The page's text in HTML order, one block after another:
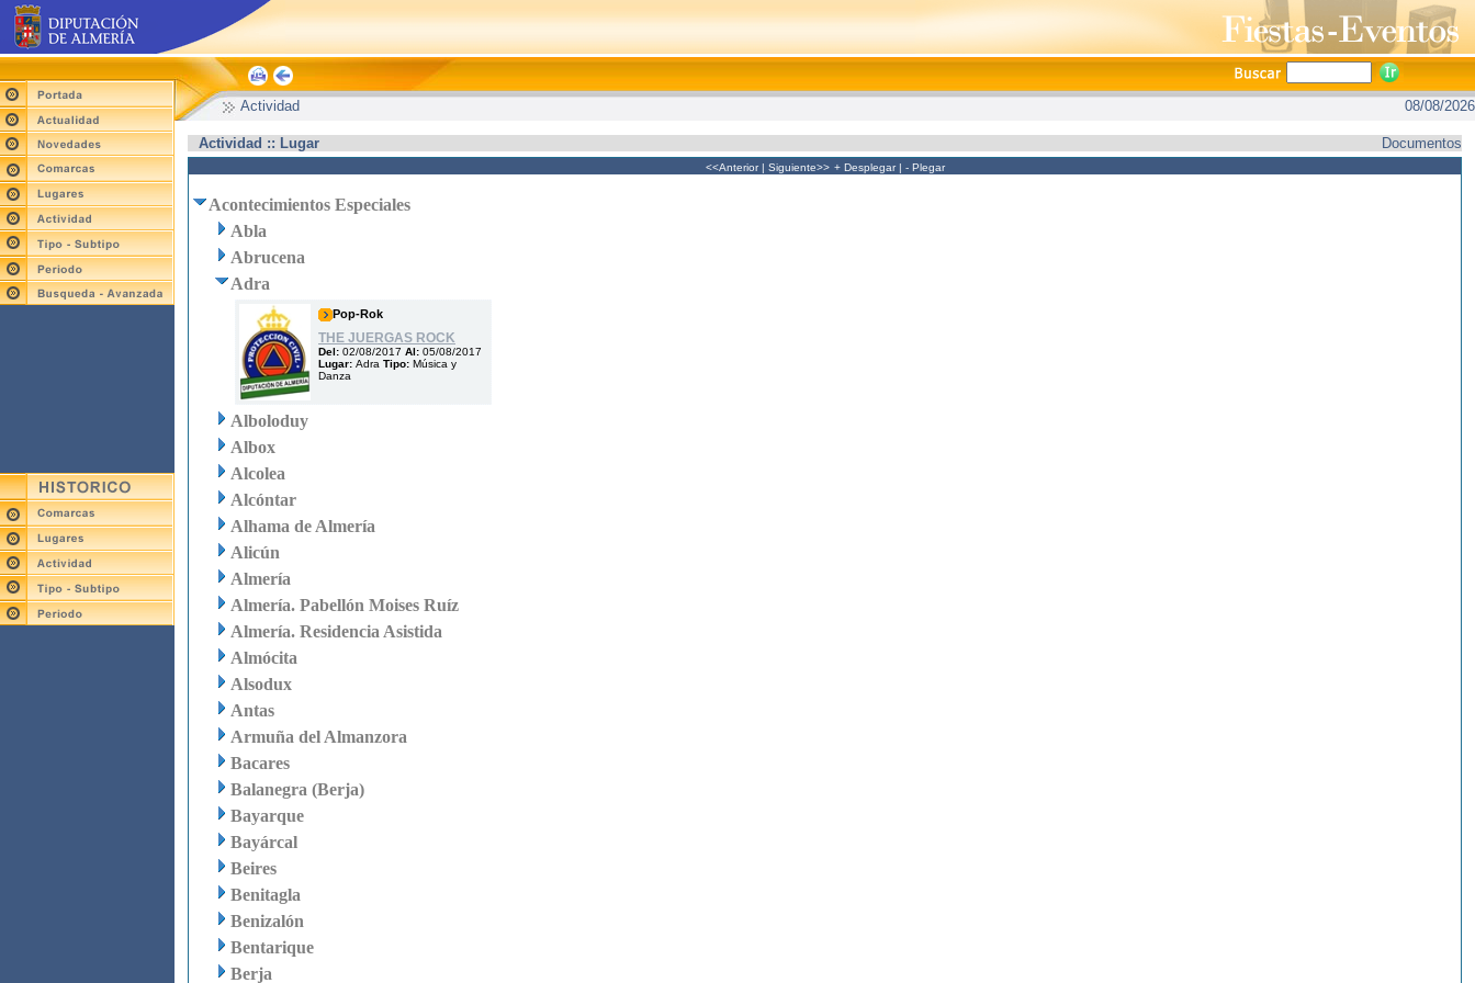
Actividad 08/08/2026
Actividad :: Lugar Documentos
<<Anterior| Siguiente>> + Desplegar| - Plegar
Acontecimientos Especiales
Abla
Abrucena
Adra
Pop-Rok
THE JUERGAS ROCK
Del: 02/08/2017 Al: 05/08/2017
Lugar: Adra Tipo: Música y
Danza
Alboloduy
Albox
Alcolea
Alcóntar
Alhama de Almería
Alicún
Almería
Almería. Pabellón Moises Ruíz
Almería. Residencia Asistida
Almócita
Alsodux
Antas
Armuña del Almanzora
Bacares
Balanegra (Berja)
Bayarque
Bayárcal
Beires
Benitagla
Benizalón
Bentarique
Berja